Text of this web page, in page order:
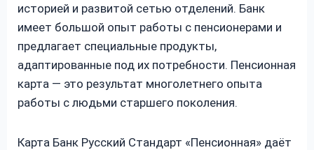
историей и развитой сетью отделений. Банк
имеет большой опыт работы с пенсионерами и
предлагает специальные продукты,
адаптированные под их потребности. Пенсионная
карта — это результат многолетнего опыта
работы с людьми старшего поколения.
Карта Банк Русский Стандарт «Пенсионная» даёт